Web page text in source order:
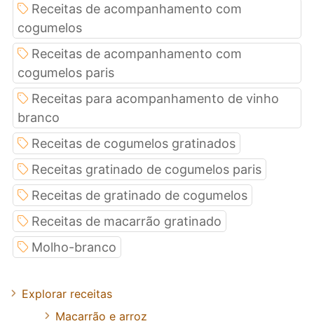
Receitas de acompanhamento com
cogumelos
Receitas de acompanhamento com
cogumelos paris
Receitas para acompanhamento de vinho
branco
Receitas de cogumelos gratinados
Receitas gratinado de cogumelos paris
Receitas de gratinado de cogumelos
Receitas de macarrão gratinado
Molho-branco
Explorar receitas
Macarrão e arroz